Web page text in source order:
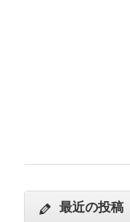
最近の投稿